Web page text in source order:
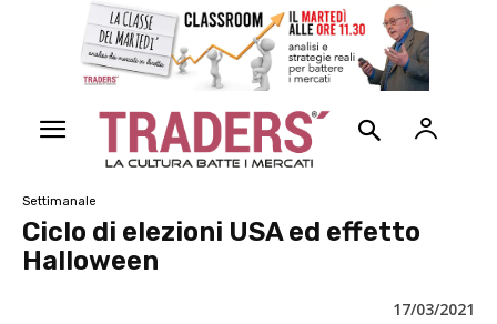
Settimanale
Ciclo di elezioni USA ed effetto
Halloween
17/03/2021